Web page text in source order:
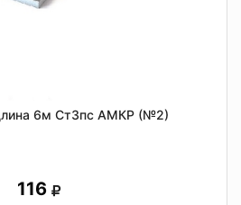
6м Ст3пс АМКР (№2)
116